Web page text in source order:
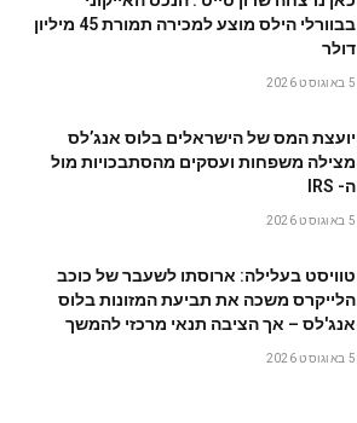
‬דולר
5 באוגוסט 2026
‬ה- IRS
5 באוגוסט 2026
טוויסט בעלילה: ארוסתו לשעבר של כוכב
הלייקרס משכה את תביעת המזונות בלוס
אנג'לס – אך הציבה תנאי מרכזי להמשך
5 באוגוסט 2026